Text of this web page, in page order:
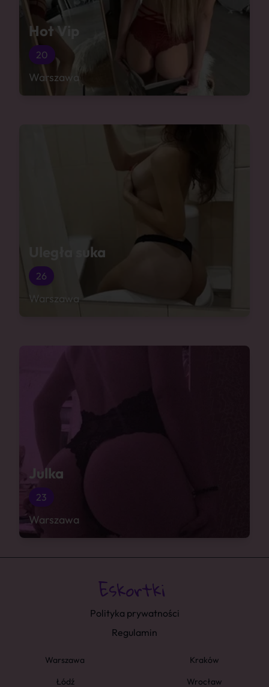
Hot Vip
20
Warszawa
Uległa suka
26
Warszawa
Julka
23
Warszawa
Polityka prywatności
Regulamin
Warszawa
Kraków
Łódź
Wrocław